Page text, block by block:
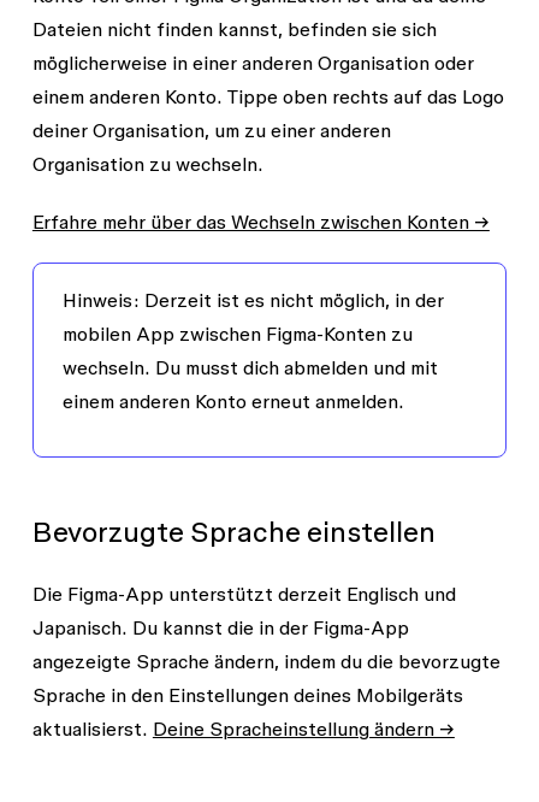
Dateien nicht finden kannst, befinden sie sich
möglicherweise in einer anderen Organisation oder
einem anderen Konto. Tippe oben rechts auf das Logo
deiner Organisation, um zu einer anderen
Organisation zu wechseln.
Erfahre mehr über das Wechseln zwischen Konten →
Hinweis: Derzeit ist es nicht möglich, in der
mobilen App zwischen Figma-Konten zu
wechseln. Du musst dich abmelden und mit
einem anderen Konto erneut anmelden.
Bevorzugte Sprache einstellen
Die Figma-App unterstützt derzeit Englisch und
Japanisch. Du kannst die in der Figma-App
angezeigte Sprache ändern, indem du die bevorzugte
Sprache in den Einstellungen deines Mobilgeräts
aktualisierst. Deine Spracheinstellung ändern →